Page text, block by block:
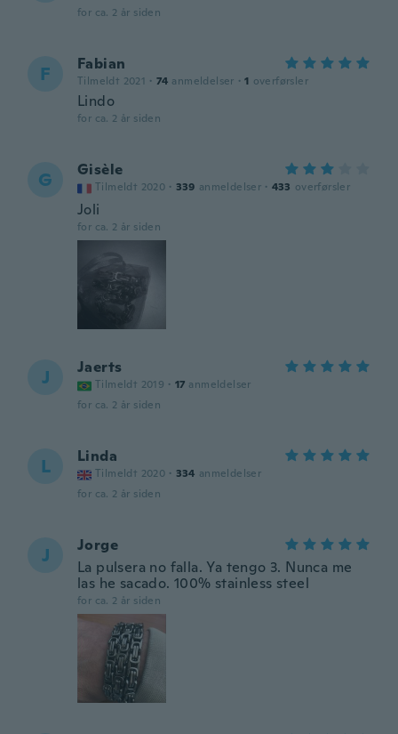
for ca. 2 år siden
F Fabian
Tilmeldt 2021 · 74 anmeldelser · 1 overførsler
Lindo
for ca. 2 år siden
G Gisèle
Tilmeldt 2020 · 339 anmeldelser · 433 overførsler
Joli
for ca. 2 år siden
J Jaerts
Tilmeldt 2019 · 17 anmeldelser
for ca. 2 år siden
L Linda
Tilmeldt 2020 · 334 anmeldelser
for ca. 2 år siden
J
Jorge
La pulsera no falla. Ya tengo 3. Nunca me
las he sacado. 100% stainless steel
for ca. 2 år siden